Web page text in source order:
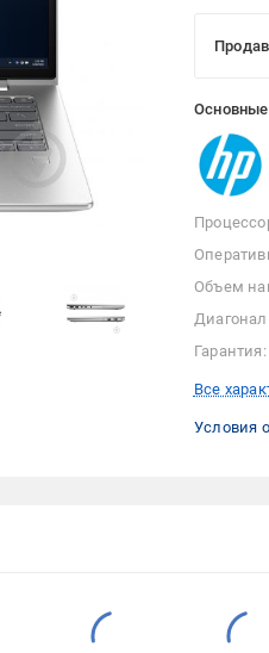
Основные
Объем
Гарантия:
Все
Условия